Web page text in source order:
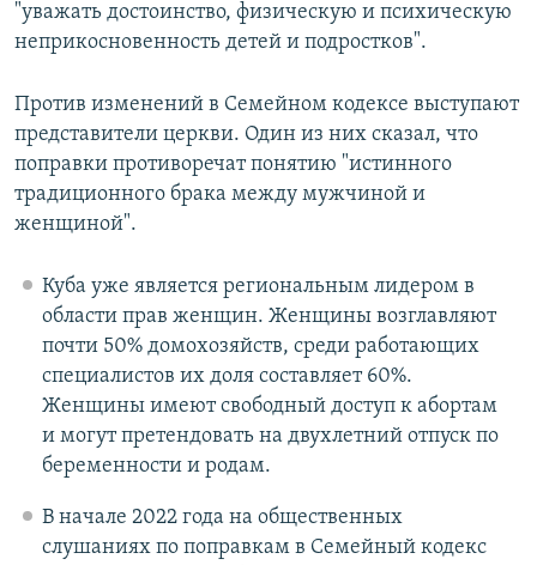
"уважать достоинство, физическую и психическую
неприкосновенность детей и подростков".
Против изменений в Семейном кодексе выступают
представители церкви. Один из них сказал, что
поправки противоречат понятию "истинного
традиционного брака между мужчиной и
женщиной".
Куба уже является региональным лидером в
области прав женщин. Женщины возглавляют
почти 50% домохозяйств, среди работающих
специалистов их доля составляет 60%.
Женщины имеют свободный доступ к абортам
и могут претендовать на двухлетний отпуск по
беременности и родам.
В начале 2022 года на общественных
слушаниях по поправкам в Семейный кодекс